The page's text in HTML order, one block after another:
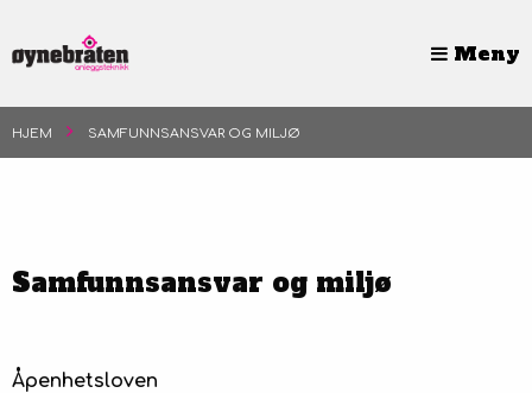
Meny
Prosjekter
Om oss
HJEM SAMFUNNSANSVAR OG MILJØ
Samfunnsansvar og miljø
Åpenhetsloven